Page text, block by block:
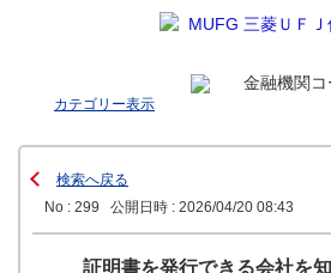
カテゴリー表示
検索へ戻る
No : 299
公開日時 : 2026/04/20 08:43
証明書を発行できる会社を